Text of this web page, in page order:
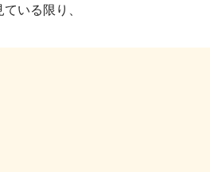
いる限り、